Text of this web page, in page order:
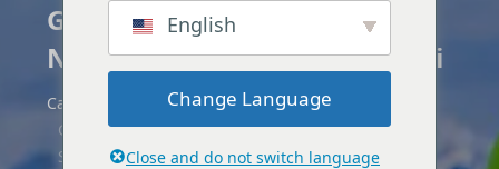
Gita di due giorni al Parco
Nazionale di Theth e a Scutari
Casa
Gita di due giorni al Parco Nazionale di Theth e a
Scutari
English
Change Language
Close and do not switch language